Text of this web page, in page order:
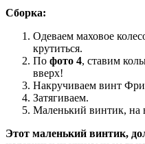
Сборка:
Одеваем маховое
крутиться.
По фото 4, ставим
вверх!
Накручиваем винт
Затягиваем.
Маленький винтик, на
Этот маленький винтик,